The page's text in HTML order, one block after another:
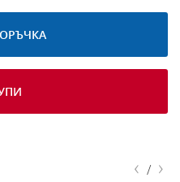
‹ / ›